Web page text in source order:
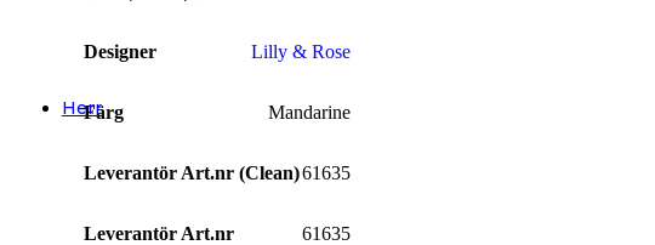
Fri frakt från 495SEK.
Supersnabba leveranser - Order innan 15:00 skickas samma dag.
Herr
Halsband Dam
Halsband Herr
Designer Lilly & Rose
Färg Mandarine
Leverantör Art.nr (Clean)61635
Leverantör Art.nr
61635